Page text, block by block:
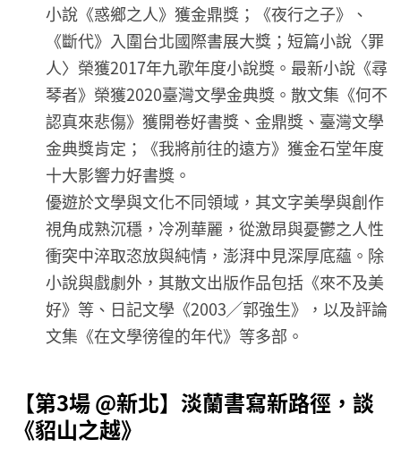
小說《惑鄉之人》獲金鼎獎；《夜行之子》、
《斷代》入圍台北國際書展大獎；短篇小說〈罪
人〉榮獲2017年九歌年度小說獎。最新小說《尋
琴者》榮獲2020臺灣文學金典獎。散文集《何不
認真來悲傷》獲開卷好書獎、金鼎獎、臺灣文學
金典獎肯定；《我將前往的遠方》獲金石堂年度
十大影響力好書獎。
優遊於文學與文化不同領域，其文字美學與創作
視角成熟沉穩，冷冽華麗，從激昂與憂鬱之人性
衝突中淬取恣放與純情，澎湃中見深厚底蘊。除
小說與戲劇外，其散文出版作品包括《來不及美
好》等、日記文學《2003╱郭強生》，以及評論
文集《在文學徬徨的年代》等多部。
【第3場 @新北】 淡蘭書寫新路徑，談
《貂山之越》